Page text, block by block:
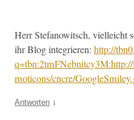
Herr Ste­fanow­itsch, vielle­icht
ihr Blog inte­gri­eren: http://
moticons/cncre/
Antworten ↓